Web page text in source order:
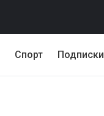
Спорт Подписки